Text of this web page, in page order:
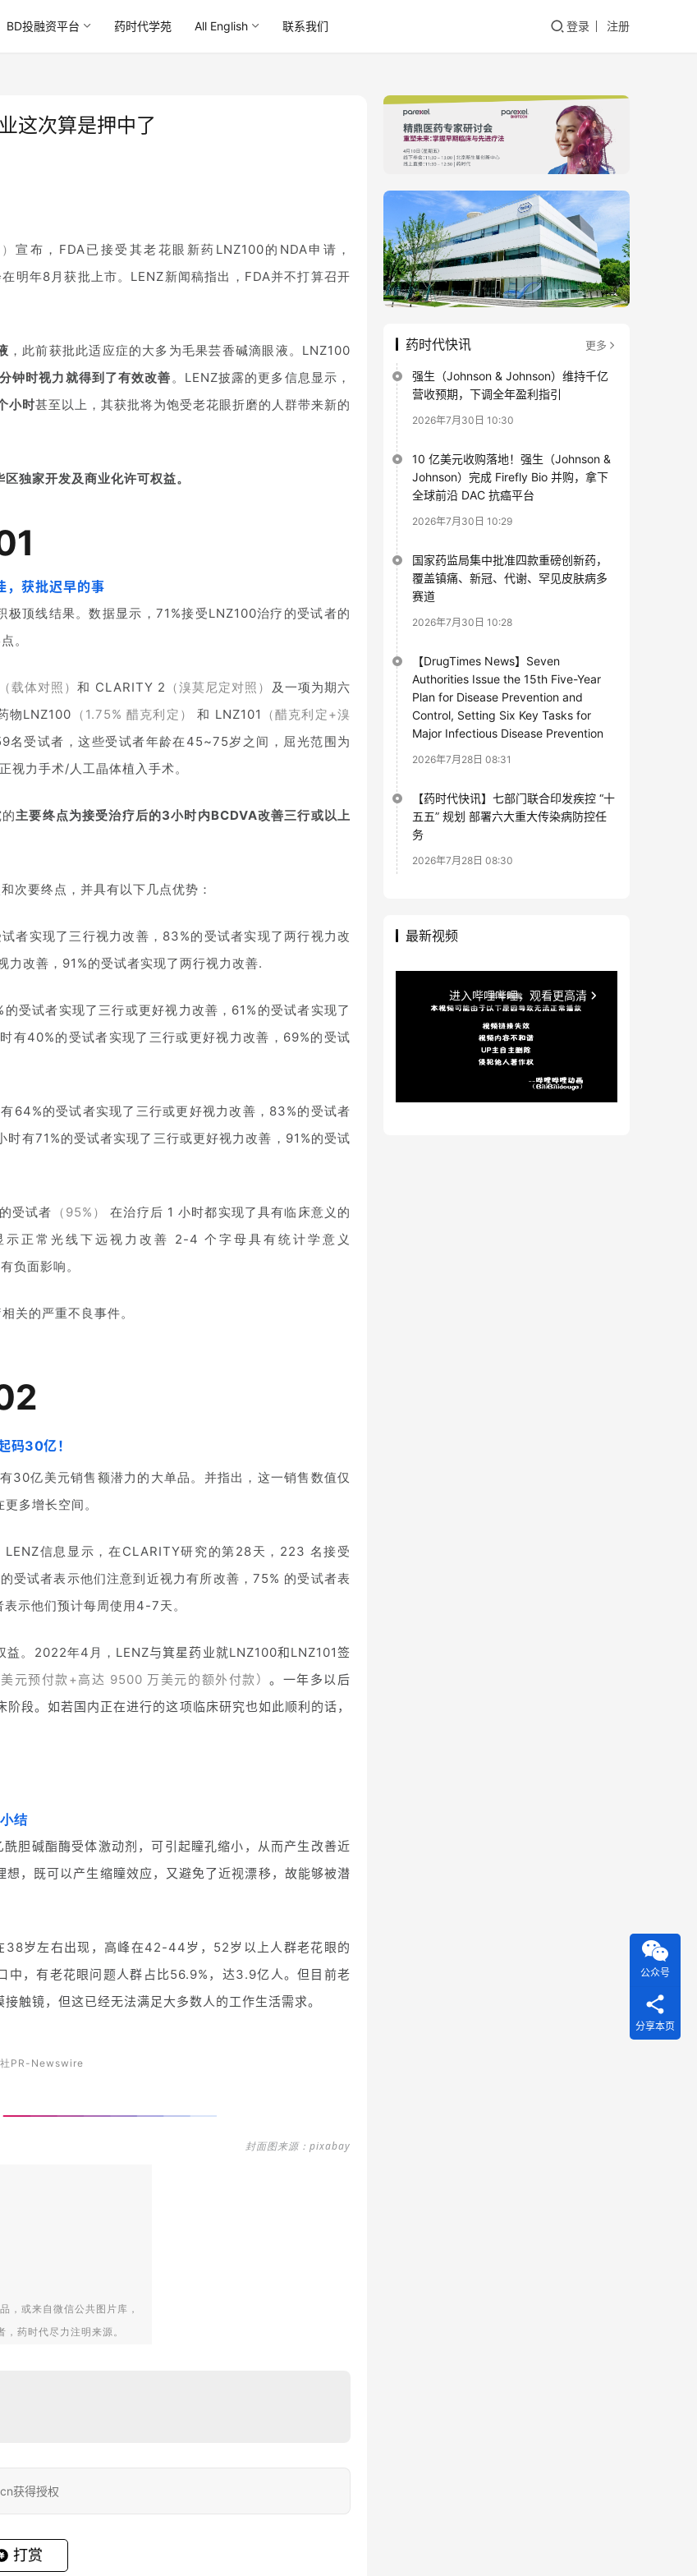
BD投融资平台 药时代学苑 All English 联系我们 登录 注册
这次算是押中了
宣布，FDA已接受其老花眼新药LNZ100的NDA申请，
明年8月获批上市。LENZ新闻稿指出，FDA并不打算召开
，此前获批此适应症的大多为毛果芸香碱滴眼液。LNZ100
钟时视力就得到了有效改善。LENZ披露的更多信息显示，
小时甚至以上，其获批将为饱受老花眼折磨的人群带来新的
独家开发及商业化许可权益。
，获批迟早的事
顶线结果。数据显示，71%接受LNZ100治疗的受试者的
。
（载体对照）和 CLARITY 2 （溴莫尼定对照） 及一项为期六
物LNZ100 （1.75% 醋克利定）和 LNZ101
（醋克利定+溴
名受试者，这些受试者年龄在45~75岁之间，屈光范围为
力手术/人工晶体植入手术。
主要终点为接受治疗后的3小时内BCDVA改善三行或以上
次要终点，并具有以下几点优势：
者实现了三行视力改善，83%的受试者实现了两行视力改
改善，91%的受试者实现了两行视力改善.
受试者实现了三行或更好视力改善，61%的受试者实现了
有40%的受试者实现了三行或更好视力改善，69%的受试
64%的受试者实现了三行或更好视力改善，83%的受试者
有71%的受试者实现了三行或更好视力改善，91%的受试
受试者 （95%）
在治疗后 1 小时都实现了具有临床意义的
示正常光线下远视力改善 2-4 个字母具有统计学意义
负面影响。
关的严重不良事件。
码30亿！
30亿美元销售额潜力的大单品。并指出，这一销售数值仅
多增长空间。
信息显示，在CLARITY研究的第28天，223 名接受
受试者表示他们注意到近视力有所改善，75% 的受试者表
示他们预计每周使用4-7天。
益。2022年4月， LENZ与箕星药业就LNZ100和LNZ101签
美元预付款+高达 9500 万美元的额外付款）。一年多以后
段。如若国内正在进行的这项临床研究也如此顺利的话，
小结
胆碱酯酶受体激动剂，可引起瞳孔缩小，从而产生改善近
，既可以产生缩瞳效应，又避免了近视漂移，故能够被潜
38岁左右出现，高峰在42-44岁，52岁以上人群老花眼的
，有老花眼问题人群占比56.9%，达3.9亿人。但目前老
触镜，但这已经无法满足大多数人的工作生活需求。
社PR-Newswire
封面图来源：pixabay
，或来自微信公共图片库，
药时代尽力注明来源。
获得授权
打赏
药时代快讯 更多
强生（Johnson & Johnson）维持千亿
营收预期，下调全年盈利指引
2026年7月30日 10:30
10 亿美元收购落地！强生（Johnson &
Johnson）完成 Firefly Bio 并购，拿下
全球前沿 DAC 抗癌平台
2026年7月30日 10:29
国家药监局集中批准四款重磅创新药，
覆盖镇痛、新冠、代谢、罕见皮肤病多
赛道
2026年7月30日 10:28
【DrugTimes News】Seven
Authorities Issue the 15th Five-Year
Plan for Disease Prevention and
Control, Setting Six Key Tasks for
Major Infectious Disease Prevention
2026年7月28日 08:31
【药时代快讯】七部门联合印发疾控 “十
五五” 规划 部署六大重大传染病防控任
务
2026年7月28日 08:30
最新视频
公众号
分享本页